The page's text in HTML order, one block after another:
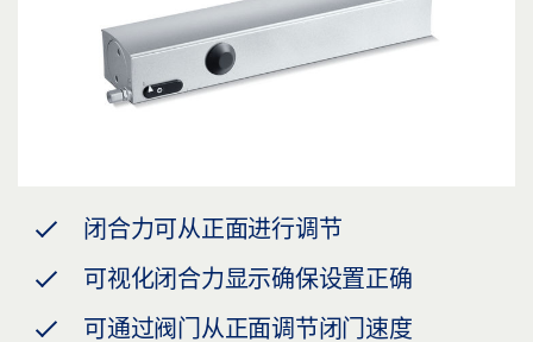
闭合力可从正面进行调节
可视化闭合力显示确保设置正确
可通过阀门从正面调节闭门速度